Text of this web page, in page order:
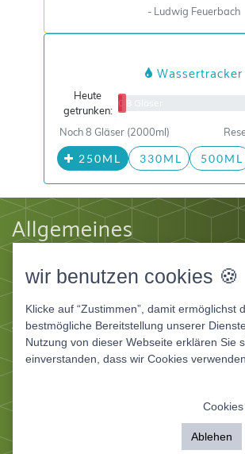
- Ludwig Feuerbach
Wassertracker
Heute
getrunken:
0/8 Gläser
Noch 8 Gläser (2000ml)
250ML 330ML 500ML
Allgemeines
Datenschutz
Apps
Ernährungstagebuch Deluxe
© 2026 ernaehrungstagebuch-
wir benutzen cookies 🍪
Klicke auf “Zustimmen”, damit ermöglichst
bestmögliche Bereitstellung unserer
Nutzung von dieser Webseite erklären Sie
einverstanden, dass wir Cookies verwenden.
Ablehen